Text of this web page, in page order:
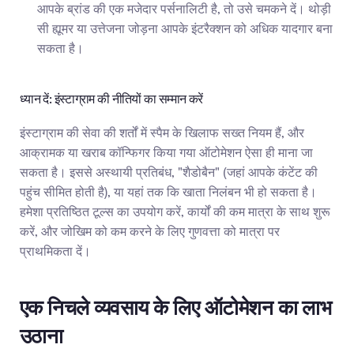
आपके ब्रांड की एक मजेदार पर्सनालिटी है, तो उसे चमकने दें। थोड़ी
सी ह्यूमर या उत्तेजना जोड़ना आपके इंटरैक्शन को अधिक यादगार बना
सकता है।
ध्यान दें: इंस्टाग्राम की नीतियों का सम्मान करें
इंस्टाग्राम की सेवा की शर्तों में स्पैम के खिलाफ सख्त नियम हैं, और
आक्रामक या खराब कॉन्फिगर किया गया ऑटोमेशन ऐसा ही माना जा
सकता है। इससे अस्थायी प्रतिबंध, "शैडोबैन" (जहां आपके कंटेंट की
पहुंच सीमित होती है), या यहां तक कि खाता निलंबन भी हो सकता है।
हमेशा प्रतिष्ठित टूल्स का उपयोग करें, कार्यों की कम मात्रा के साथ शुरू
करें, और जोखिम को कम करने के लिए गुणवत्ता को मात्रा पर
प्राथमिकता दें।
एक निचले व्यवसाय के लिए ऑटोमेशन का लाभ
उठाना